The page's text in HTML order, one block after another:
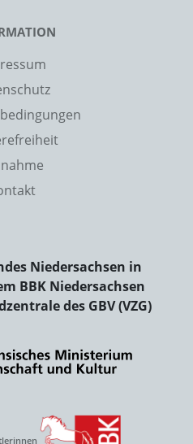
Niedersachsen in
BBK Niedersachsen
des GBV (VZG)